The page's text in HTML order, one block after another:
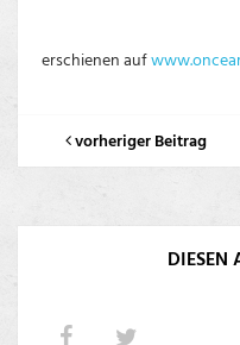
erschienen auf
vorheriger Beitrag
DIESEN